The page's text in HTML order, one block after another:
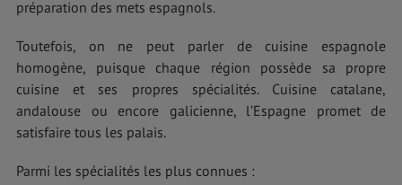
préparation des mets espagnols.
Toutefois, on ne peut parler de cuisine espagnole
homogène, puisque chaque région possède sa propre
cuisine et ses propres spécialités. Cuisine catalane,
andalouse ou encore galicienne, l’Espagne promet de
satisfaire tous les palais.
Parmi les spécialités les plus connues :